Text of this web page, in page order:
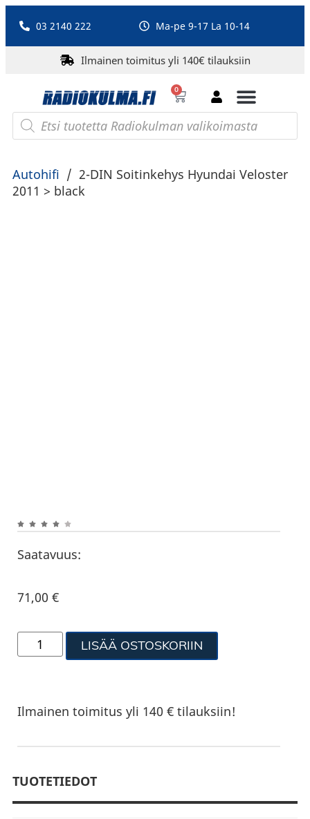
03 2140 222 Ma-pe 9-17 La 10-14
Ilmainen toimitus yli 140€ tilauksiin
0
Autohifi / 2-DIN Soitinkehys Hyundai Veloster
2011 > black
Saatavuus:
71,00€
LISÄÄ OSTOSKORIIN
Ilmainen toimitus yli 140 € tilauksiin!
TUOTETIEDOT